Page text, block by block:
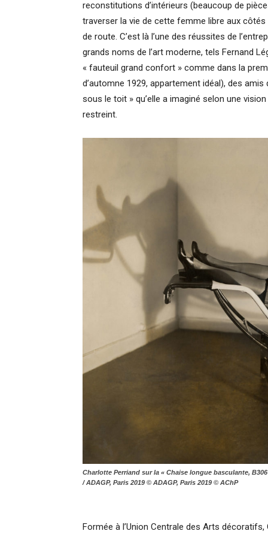
reconstitutions d’intérieurs (beaucoup de
traverser la vie de cette femme libre aux
de route. C’est là l’une des réussites de
grands noms de l’art moderne, tels Fernand
« fauteuil grand confort » comme dans la
d’automne 1929, appartement idéal), des
sous le toit » qu’elle a imaginé selon une
restreint.
Charlotte Perriand sur la « Chaise longue basculante,
/ ADAGP, Paris 2019 © ADAGP, Paris 2019 © AChP
Formée à l’Union Centrale des Arts